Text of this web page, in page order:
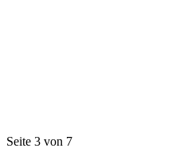
Seite 3 von 7